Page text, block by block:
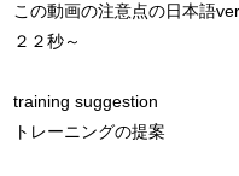
この動画の注意点の日本語ver
２２秒～
training suggestion
トレーニングの提案